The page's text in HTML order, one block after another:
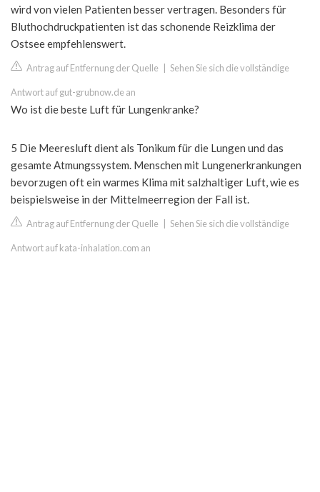
wird von vielen Patienten besser vertragen. Besonders für
Bluthochdruckpatienten ist das schonende Reizklima der
Ostsee empfehlenswert.
Antrag auf Entfernung der Quelle Sehen Sie sich die vollständige
Antwort auf gut-grubnow.de an
Wo ist die beste Luft für Lungenkranke?
5 Die Meeresluft dient als Tonikum für die Lungen und das
gesamte Atmungssystem. Menschen mit Lungenerkrankungen
bevorzugen oft ein warmes Klima mit salzhaltiger Luft, wie es
beispielsweise in der Mittelmeerregion der Fall ist.
Antrag auf Entfernung der Quelle Sehen Sie sich die vollständige
Antwort auf kata-inhalation.com an